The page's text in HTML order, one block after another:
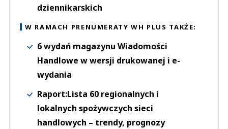
dziennikarskich
W RAMACH PRENUMERATY WH PLUS TAKŻE:
6 wydań magazynu Wiadomości
Handlowe w wersji drukowanej i e-
wydania
Raport:Lista 60 regionalnych i
lokalnych spożywczych sieci
handlowych – trendy, prognozy